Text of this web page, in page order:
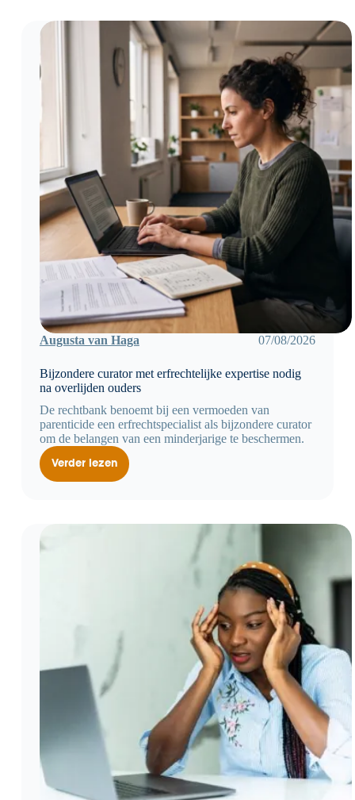
Augusta van Haga 07/08/2026
Bijzondere curator met erfrechtelijke expertise nodig
na overlijden ouders
De rechtbank benoemt bij een vermoeden van
parenticide een erfrechtspecialist als bijzondere curator
om de belangen van een minderjarige te beschermen.
Verder lezen
Bijzondere
curator